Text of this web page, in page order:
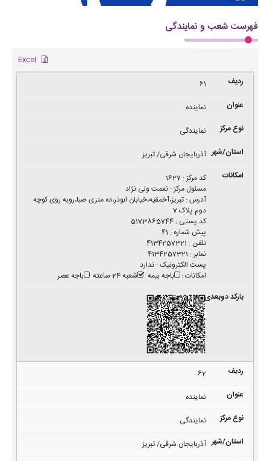
فهرست شعب و نمایندگی
61
نماینده
نمایندگی
آذربایجان شرقی/ تبریز
کد مرکز:
1627
مسئول مرکز:نعمت ولی نژاد
آدرس:تبریز،آخمقیه،خیابان ابوذر،ده متری صبا،روبه روی کوچه
دوم پلاک 7
کد پستی :
5173865744
پیش شماره :
41
تلفن :
4134257321
نمابر:
4134257321
پست الکترونیک:ندارد
امکانات: باجه بیمه شعبه 24 ساعته باجه عصر
62
نماینده
نمایندگی
آذربایجان شرقی/ تبریز